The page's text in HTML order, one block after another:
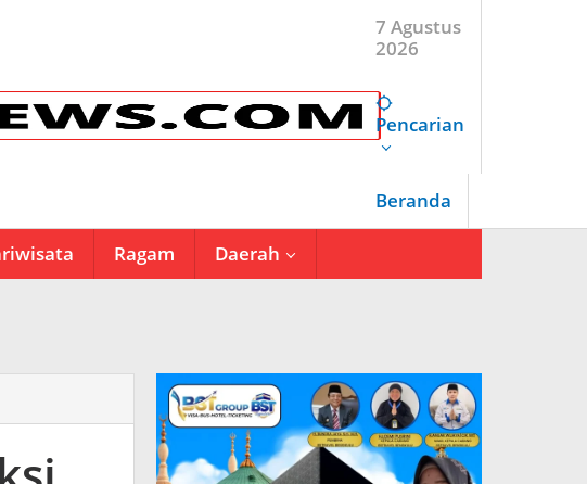
7 Agustus
2026
Pencarian
Beranda
Ragam Daerah